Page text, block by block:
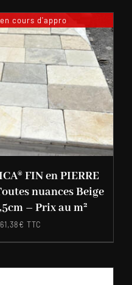
cours d'appro
FIN en PIERRE
nuances Beige
– Prix au m²
61,38€ TTC